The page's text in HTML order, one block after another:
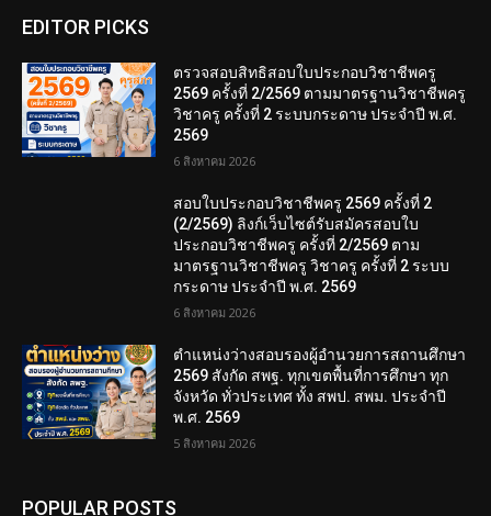
EDITOR PICKS
ตรวจสอบสิทธิสอบใบประกอบวิชาชีพครู
2569 ครั้งที่ 2/2569 ตามมาตรฐานวิชาชีพครู
วิชาครู ครั้งที่ 2 ระบบกระดาษ ประจำปี พ.ศ.
2569
6 สิงหาคม 2026
สอบใบประกอบวิชาชีพครู 2569 ครั้งที่ 2
(2/2569) ลิงก์เว็บไซต์รับสมัครสอบใบ
ประกอบวิชาชีพครู ครั้งที่ 2/2569 ตาม
มาตรฐานวิชาชีพครู วิชาครู ครั้งที่ 2 ระบบ
กระดาษ ประจำปี พ.ศ. 2569
6 สิงหาคม 2026
ตำแหน่งว่างสอบรองผู้อำนวยการสถานศึกษา
2569 สังกัด สพฐ. ทุกเขตพื้นที่การศึกษา ทุก
จังหวัด ทั่วประเทศ ทั้ง สพป. สพม. ประจำปี
พ.ศ. 2569
5 สิงหาคม 2026
POPULAR POSTS